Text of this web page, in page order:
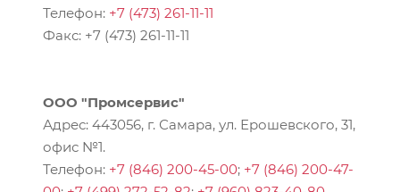
Телефон: +7 (473) 261-11-11
Факс: +7 (473) 261-11-11
ООО "Промсервис"
Адрес: 443056, г. Самара, ул. Ерошевского, 31,
офис №1.
Телефон: +7 (846) 200-45-00; +7 (846) 200-47-